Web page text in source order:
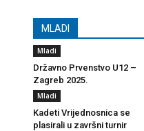
MLADI
Mladi
Državno Prvenstvo U12 –
Zagreb 2025.
Mladi
Kadeti Vrijednosnica se
plasirali u završni turnir